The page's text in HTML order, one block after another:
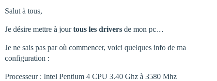
Salut à tous,
Je désire mettre à jourtous les drivers de mon pc…
Je ne sais pas par où commencer, voici quelques info de ma
configuration :
Processeur : Intel Pentium 4 CPU 3.40 Ghz à 3580 Mhz